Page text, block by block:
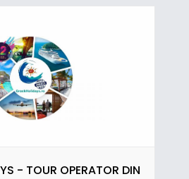
- TOUR OPERATOR DIN